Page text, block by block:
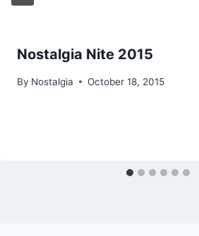
Nostalgia Nite 2015
By Nostalgia October 18, 2015